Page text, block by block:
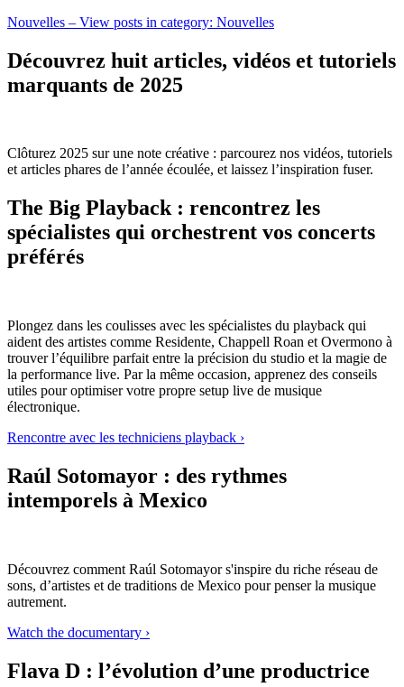
Nouvelles – View posts in category: Nouvelles
Découvrez huit articles, vidéos et tutoriels
marquants de 2025
Clôturez 2025 sur une note créative : parcourez nos vidéos, tutoriels
et articles phares de l’année écoulée, et laissez l’inspiration fuser.
The Big Playback : rencontrez les
spécialistes qui orchestrent vos concerts
préférés
Plongez dans les coulisses avec les spécialistes du playback qui
aident des artistes comme Residente, Chappell Roan et Overmono à
trouver l’équilibre parfait entre la précision du studio et la magie de
la performance live. Par la même occasion, apprenez des conseils
utiles pour optimiser votre propre setup live de musique
électronique.
Rencontre avec les techniciens playback ›
Raúl Sotomayor : des rythmes
intemporels à Mexico
Découvrez comment Raúl Sotomayor s'inspire du riche réseau de
sons, d’artistes et de traditions de Mexico pour penser la musique
autrement.
Watch the documentary ›
Flava D : l’évolution d’une productrice